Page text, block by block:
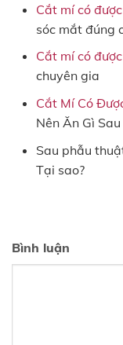
Cắt mí có
sóc mắt đúng
Cắt mí có
chuyên gia
Cắt Mí Có
Nên Ăn Gì
Sau phẫu
Tại sao?
Bình luận